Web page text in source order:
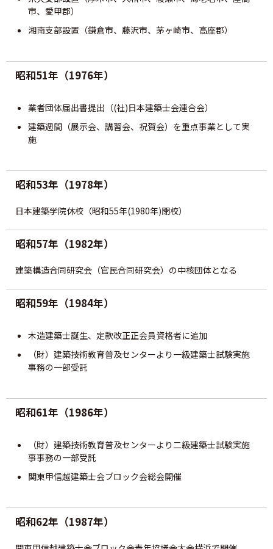
CPD制度
会員専用
会報誌SALON
建築⼠会について
会長挨拶
概要
機構
定款
⽀部・委員会
市、愛甲郡）
湘南支部設置（鎌倉市、藤沢市、茅ヶ崎市、高座郡）
昭和51年（1976年）
業者団体届出書提出（(社)日本建築士会連合会）
建築週間（展示会、講習会、祝賀会）を重点事業として実
施
昭和53年（1978年）
日本建築学院休校（昭和55年(1980年)閉校）
昭和57年（1982年）
建築構造合同研究会（官民合同研究会）の中核団体となる
昭和59年（1984年）
木造建築士誕生、定款改正正会員資格者に追加
（財）建築技術教育普及センターより一級建築士試験実施
事務の一部受託
昭和61年（1986年）
（財）建築技術教育普及センターより二級建築士試験実施
事事務の一部受託
関東甲信越建築士会ブロック会総会開催
昭和62年（1987年）